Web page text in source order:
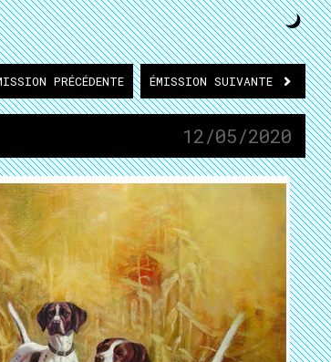
PRÉCÉDENTE ÉMISSION SUIVANTE
12/05/2020